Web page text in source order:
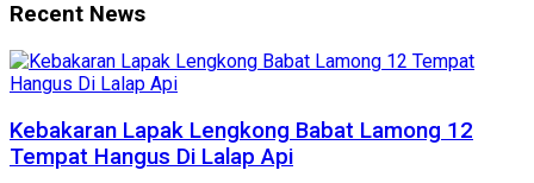
Recent News
Kebakaran Lapak Lengkong Babat Lamong 12
Tempat Hangus Di Lalap Api